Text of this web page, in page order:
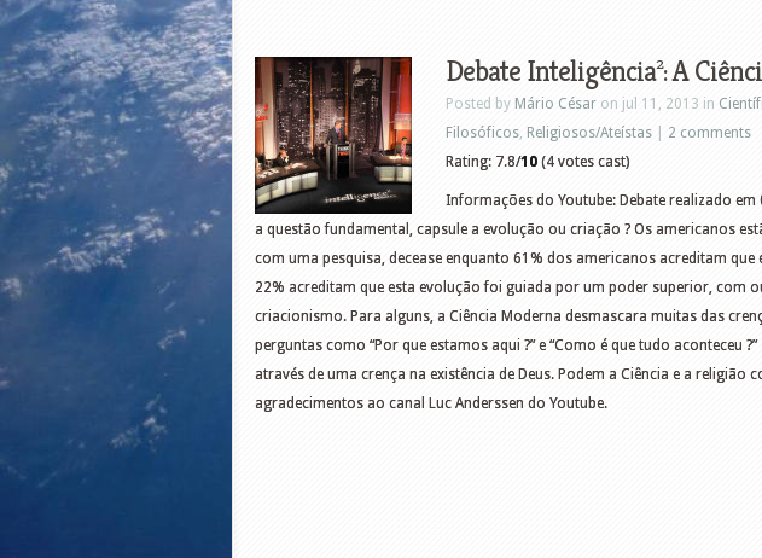
Debate Inteligência²: A
Posted by Mário César on jul 11, 2013 in
Filosóficos, Religiosos/Ateístas
2 comments
Rating: 7.8/10 (4 votes cast)
Informações do Youtube: Debate realizado em
a questão fundamental, capsule a evolução ou criação ? Os americanos
com uma pesquisa, decease enquanto 61% dos americanos acreditam
22% acreditam que esta evolução foi guiada por um poder superior, com
criacionismo. Para alguns, a Ciência Moderna desmascara muitas das
perguntas como “Por que estamos aqui ?” e “Como é que tudo aconteceu
através de uma crença na existência de Deus. Podem a Ciência e a religião
agradecimentos ao canal Luc Anderssen do Youtube.